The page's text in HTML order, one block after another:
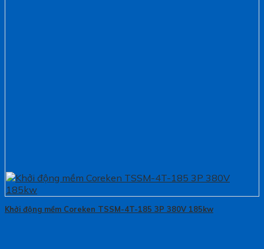
Khởi động mềm Coreken TSSM-4T-185 3P 380V 185kw